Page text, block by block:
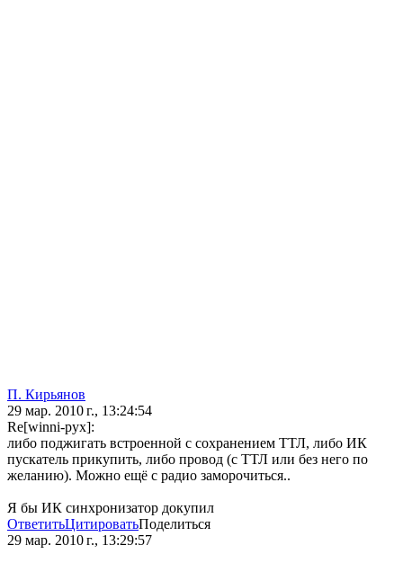
П. Кирьянов
29 мар. 2010 г., 13:24:54
Re[winni-pyx]:
либо поджигать встроенной с сохранением ТТЛ, либо ИК
пускатель прикупить, либо провод (с ТТЛ или без него по
желанию). Можно ещё с радио заморочиться..
Я бы ИК синхронизатор докупил
ОтветитьЦитироватьПоделиться
29 мар. 2010 г., 13:29:57